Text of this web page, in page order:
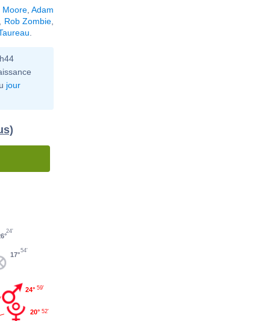
Moore,Adam
Rob Zombie
jour
20° 52'
24° 59'
17°
54'
24'